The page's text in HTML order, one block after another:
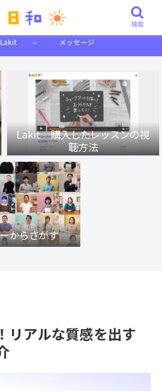
特集一覧
メッセージ
Lakit 購入したレッスンの視
聴方法
からさがす
リアルな質感を出す
検索